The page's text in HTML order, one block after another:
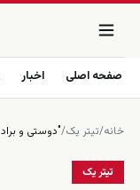
صفحه اصلی اخبار
خانه/تیتر یک/"دوستی و
تیتر یک